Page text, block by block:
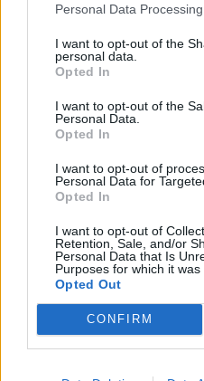
Personal Data
I want to opt-out of the
personal data.
Opted In
I want to opt-out of the
Personal Data.
Opted In
I want to opt-out of
Personal Data for
Opted In
I want to opt-out of
Retention, Sale, and/or
Personal Data that Is
Purposes for which it was
Opted Out
CONFIRM
och ansvarig över
åklagare.
Johansson Welin var
Den tidigare RÅ Petra
höstas. Lundh är
Justitieminister Gunnar
brott än i dag utreds
Åklagarmyndigheten
brottsligheten.
Det handlar till exempel
möjligheterna till
utfärda vistelseförbud